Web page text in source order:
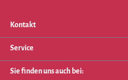
Kontakt
Service
Sie finden uns auch bei: